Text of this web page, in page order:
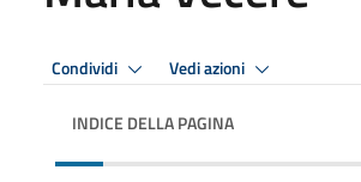
Condividi Vedi azioni
INDICE DELLA PAGINA